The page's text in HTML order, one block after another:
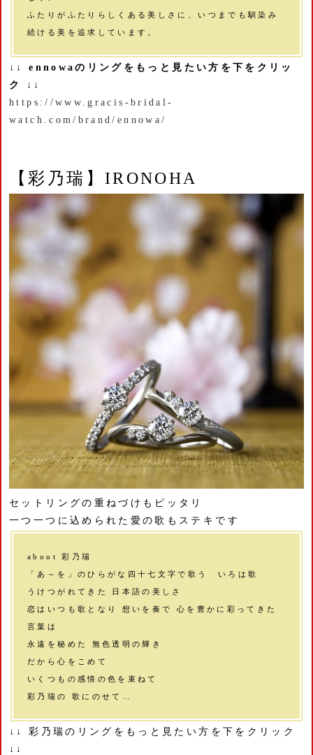
ふたりがふたりらしくある美しさに、いつまでも馴染み
続ける美を追求しています。
↓↓ ennowaのリングをもっと見たい方を下をクリッ
ク ↓↓
https://www.gracis-bridal-
watch.com/brand/ennowa/
【彩乃瑞】IRONOHA
セットリングの重ねづけもピッタリ
一つ一つに込められた愛の歌もステキです
about 彩乃瑞
「あ～を」のひらがな四十七文字で歌う いろは歌
うけつがれてきた 日本語の美しさ
恋はいつも歌となり 想いを奏で 心を豊かに彩ってきた
言葉は
永遠を秘めた 無色透明の輝き
だから心をこめて
いくつもの感情の色を束ねて
彩乃瑞の 歌にのせて…
↓↓ 彩乃瑞のリングをもっと見たい方を下をクリック
↓↓